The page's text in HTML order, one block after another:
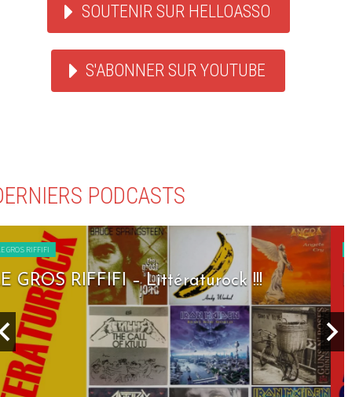
SOUTENIR SUR HELLOASSO
S'ABONNER SUR YOUTUBE
PODCASTS
LE GROS RIFFIFI
LE GROS RIFFIFI – Seven Days To Rock !!!